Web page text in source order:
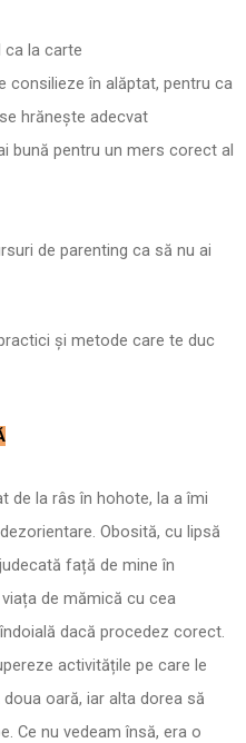
ca la carte
consilieze în alăptat, pentru ca
hrănește adecvat
bună pentru un mers corect al
de parenting ca să nu ai
și metode care te duc
de la râs în hohote, la a îmi
Obosită, cu lipsă
față de mine în
de mămică cu cea
dacă procedez corect.
activitățile pe care le
oară, iar alta dorea să
Ce nu vedeam însă, era o